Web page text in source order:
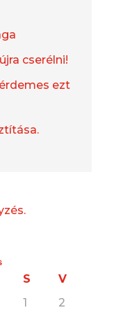
cserélni!
ezt
S
V
1
2